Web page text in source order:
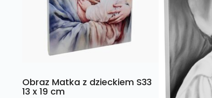
Obraz Matka z dzieckiem S33
13 x 19 cm